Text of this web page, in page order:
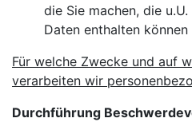
die Sie machen, die
Daten enthalten können
Für welche Zwecke und auf
verarbeiten wir
Durchführung